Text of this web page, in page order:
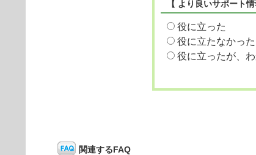
【 より良いサポート
役に立った
役に立たなかった
役に立ったが、
関連するFAQ